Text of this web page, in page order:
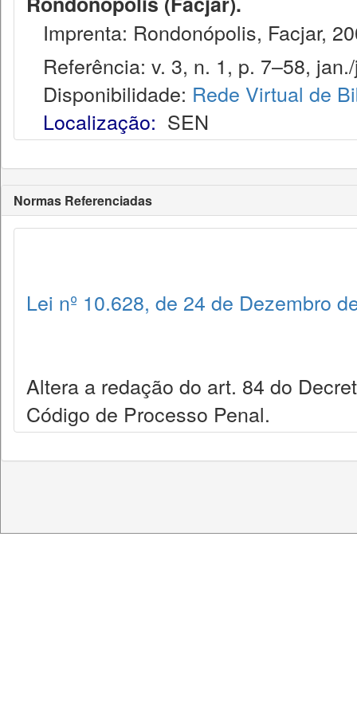
Imprenta: Rondonópolis, Facjar,
Referência: v. 3, n. 1, p. 7–58,
Disponibilidade: Rede Virtual de
Localização: SEN
Normas Referenciadas
Lei nº 10.628, de 24 de Dezembro
Altera a redação do art. 84 do
Código de Processo Penal.